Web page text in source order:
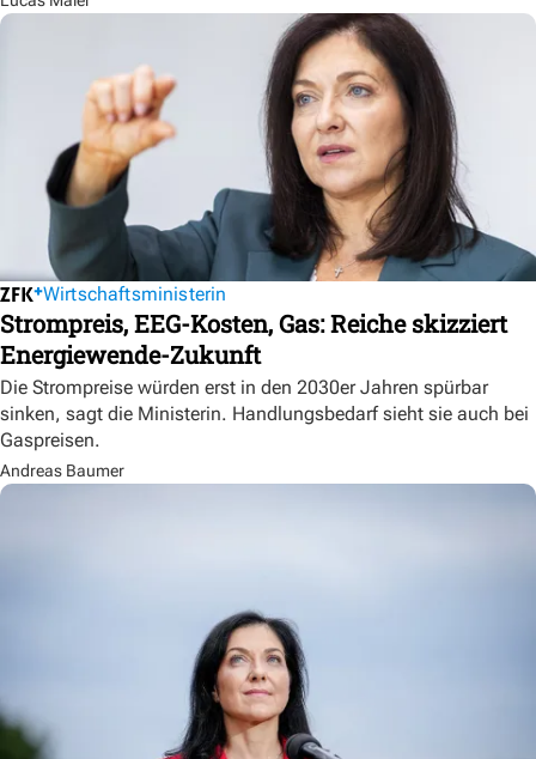
Wirtschaftsministerin
Strompreis, EEG-Kosten, Gas: Reiche skizziert
Energiewende-Zukunft
Die Strompreise würden erst in den 2030er Jahren spürbar
sinken, sagt die Ministerin. Handlungsbedarf sieht sie auch bei
Gaspreisen.
Andreas Baumer